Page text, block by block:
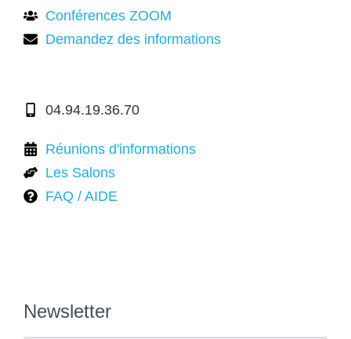
Conférences ZOOM
Demandez des informations
04.94.19.36.70
Réunions d'informations
Les Salons
FAQ / AIDE
Newsletter